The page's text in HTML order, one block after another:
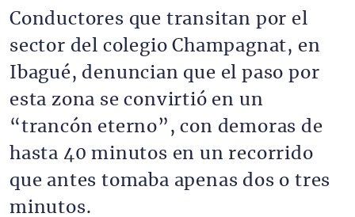
Conductores que transitan por el
sector del colegio Champagnat, en
Ibagué, denuncian que el paso por
esta zona se convirtió en un
“trancón eterno”, con demoras de
hasta 40 minutos en un recorrido
que antes tomaba apenas dos o tres
minutos.